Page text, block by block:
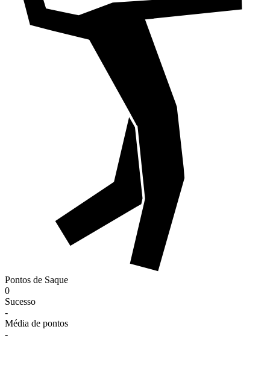
Pontos de Saque
0
Sucesso
-
Média de pontos
-